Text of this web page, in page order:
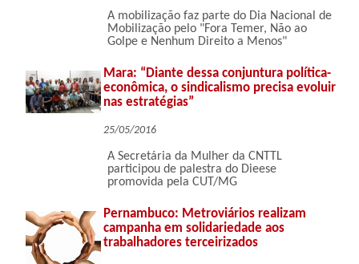
A mobilização faz parte do Dia Nacional de
Mobilização pelo "Fora Temer, Não ao
Golpe e Nenhum Direito a Menos"
Mara: “Diante dessa conjuntura política-
econômica, o sindicalismo precisa evoluir
nas estratégias”
25/05/2016
A Secretária da Mulher da CNTTL
participou de palestra do Dieese
promovida pela CUT/MG
Pernambuco: Metroviários realizam
campanha em solidariedade aos
trabalhadores terceirizados